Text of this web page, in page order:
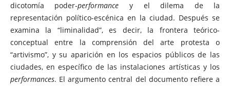
dicotomía poder-performance y el dilema de la
representación político-escénica en la ciudad. Después se
examina la “liminalidad”, es decir, la frontera teórico-
conceptual entre la comprensión del arte protesta o
“artivismo”, y su aparición en los espacios públicos de las
ciudades, en específico de las instalaciones artísticas y los
performances. El argumento central del documento refiere a